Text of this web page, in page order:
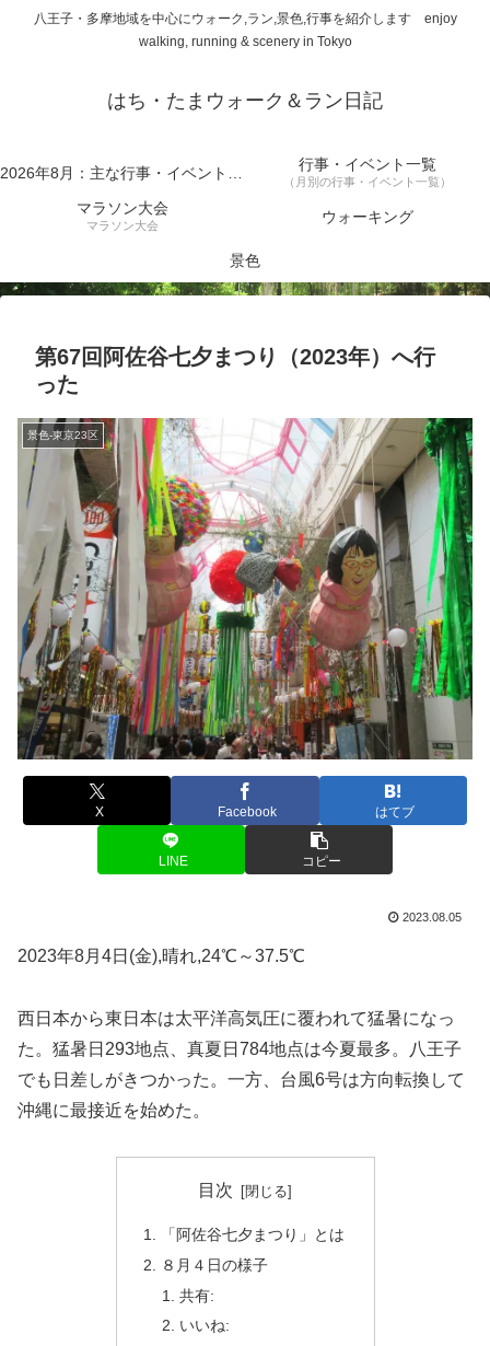
八王子・多摩地域を中心にウォーク,ラン,景色,行事を紹介します enjoy
walking, running & scenery in Tokyo
はち・たまウォーク＆ラン日記
2026年8月：主な行事・イベント一覧 行事・イベント一覧
（月別の行事・イベント一覧）
マラソン大会
マラソン大会 ウォーキング
景色
第67回阿佐谷七夕まつり（2023年）へ行
った
景色-東京23区
X Facebook はてブ
LINE コピー
2023.08.05
2023年8月4日(金),晴れ,24℃～37.5℃
西日本から東日本は太平洋高気圧に覆われて猛暑になっ
た。猛暑日293地点、真夏日784地点は今夏最多。八王子
でも日差しがきつかった。一方、台風6号は方向転換して
沖縄に最接近を始めた。
目次
「阿佐谷七夕まつり」とは
８月４日の様子
共有:
いいね: